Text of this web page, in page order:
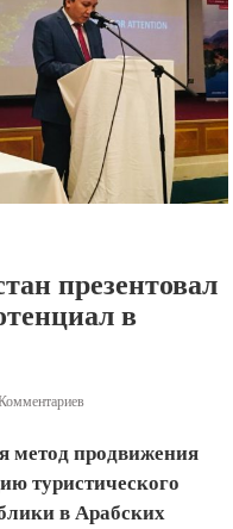
презентовал
в
метод продвижения
туристического
в Арабских